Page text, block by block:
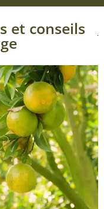
et conseils